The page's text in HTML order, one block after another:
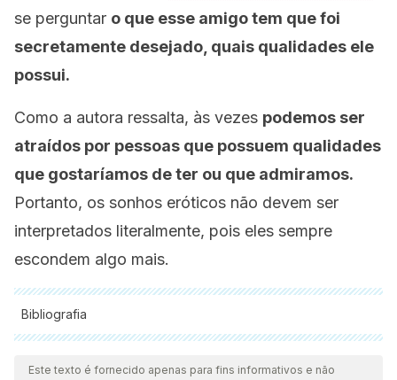
se perguntar o que esse amigo tem que foi
secretamente desejado, quais qualidades ele
possui.
Como a autora ressalta, às vezes podemos ser
atraídos por pessoas que possuem qualidades
que gostaríamos de ter ou que admiramos.
Portanto, os sonhos eróticos não devem ser
interpretados literalmente, pois eles sempre
escondem algo mais.
Bibliografia
Todas as fontes citadas foram minuciosamente revisadas por
nossa equipe para garantir sua qualidade, confiabilidade,
Este texto é fornecido apenas para fins informativos e não